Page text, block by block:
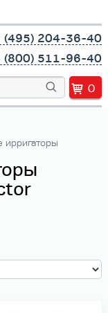
(495) 204-36-40
(800) 511-96-40
0
ирригаторы